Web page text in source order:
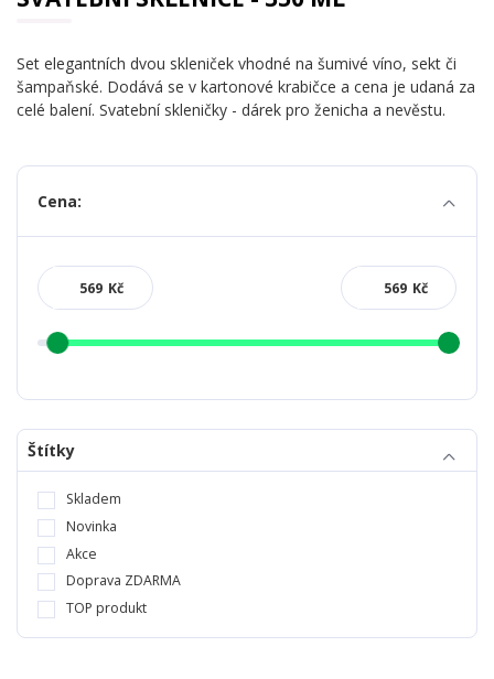
Set elegantních dvou skleniček vhodné na šumivé víno, sekt či
šampaňské. Dodává se v kartonové krabičce a cena je udaná za
celé balení. Svatební skleničky - dárek pro ženicha a nevěstu.
Cena:
Kč Kč
Štítky
Skladem
Novinka
Akce
Doprava ZDARMA
TOP produkt